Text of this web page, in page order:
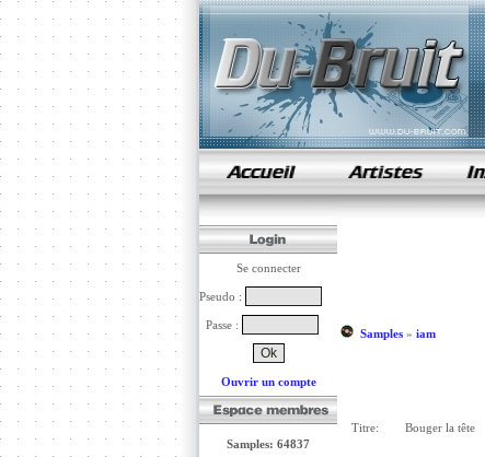
samples de rap
Se connecter
Pseudo :
Passe :
Ouvrir un compte
Samples: 64837
Samples» iam
Titre: Bouger la tête